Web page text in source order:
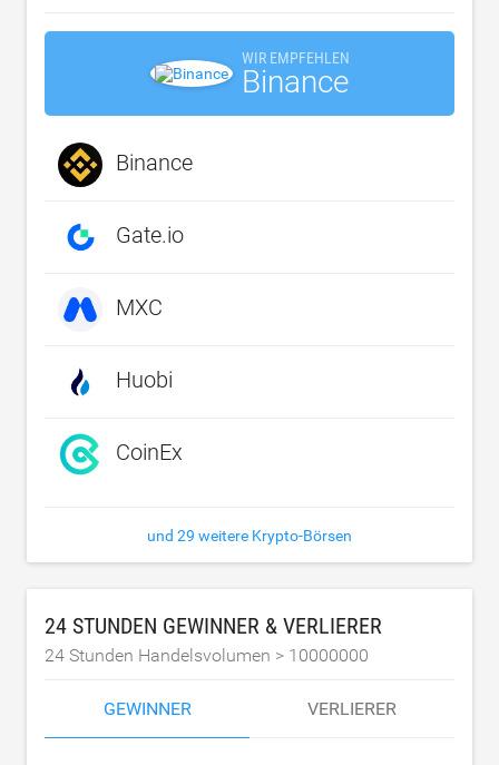
WIR EMPFEHLEN
Binance
Binance
Gate.io
MXC
Huobi
CoinEx
und 29 weitere Krypto-Börsen
24 STUNDEN GEWINNER & VERLIERER
24 Stunden Handelsvolumen > 10000000
GEWINNER VERLIERER